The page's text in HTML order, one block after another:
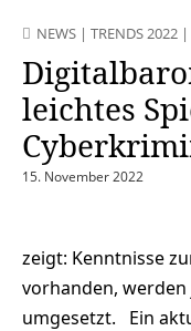
NEWS | TRENDS 2022 |
leichtes
15. November 2022
zeigt: Kenntnisse
vorhanden,
umgesetzt. Ein